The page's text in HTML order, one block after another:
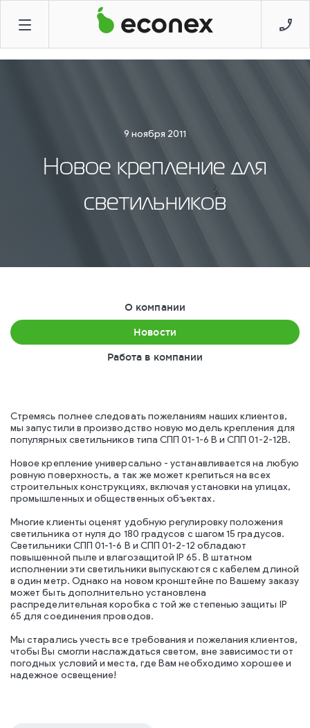
9 ноября 2011
Новое крепление для
светильников
О компании
Новости
Работа в компании
Стремясь полнее следовать пожеланиям наших клиентов,
мы запустили в производство новую модель крепления для
популярных светильников типа СПП 01-1-6 В и СПП 01-2-12В.
Новое крепление универсально - устанавливается на любую
ровную поверхность, а так же может крепиться на всех
строительных конструкциях, включая установки на улицах,
промышленных и общественных объектах.
Многие клиенты оценят удобную регулировку положения
светильника от нуля до 180 градусов с шагом 15 градусов.
Светильники СПП 01-1-6 В и СПП 01-2-12 обладают
повышенной пыле и влагозащитой IP 65. В штатном
исполнении эти светильники выпускаются с кабелем длиной
в один метр. Однако на новом кронштейне по Вашему заказу
может быть дополнительно установлена
распределительная коробка с той же степенью защиты IP
65 для соединения проводов.
Мы старались учесть все требования и пожелания клиентов,
чтобы Вы смогли наслаждаться светом, вне зависимости от
погодных условий и места, где Вам необходимо хорошее и
надежное освещение!